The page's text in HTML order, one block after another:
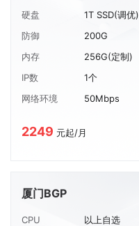
硬盘
1T SSD(调优)
防御
200G
内存
256G(定制)
IP数
1个
网络环境
50Mbps
2249 元起/月
厦门BGP
CPU
以上自选